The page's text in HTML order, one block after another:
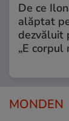
De ce
alăptat
dezvăluit
„E corpul
MONDEN